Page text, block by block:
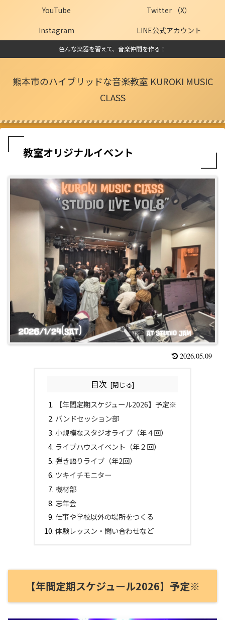
色んな楽器を習えて、音楽仲間を作る！
熊本市のハイブリッドな音楽教室 KUROKI MUSIC
CLASS
YouTube
Twitter （X）
Instagram
LINE公式アカウント
教室オリジナルイベント
2026.05.09
目次
【年間定期スケジュール2026】予定※
バンドセッション部
小規模なスタジオライブ（年４回）
ライブハウスイベント（年２回）
弾き語りライブ（年2回）
ツキイチモニター
機材部
忘年会
仕事や学校以外の場所をつくる
体験レッスン・問い合わせなど
【年間定期スケジュール2026】予定※